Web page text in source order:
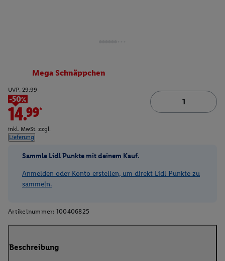
Mega Schnäppchen
UVP: 29.99
-50%
14.99*
inkl. MwSt. zzgl.
Lieferung
Sammle Lidl Punkte mit deinem Kauf.
Anmelden oder Konto erstellen, um direkt Lidl Punkte zu
sammeln.
Artikelnummer: 100406825
Beschreibung